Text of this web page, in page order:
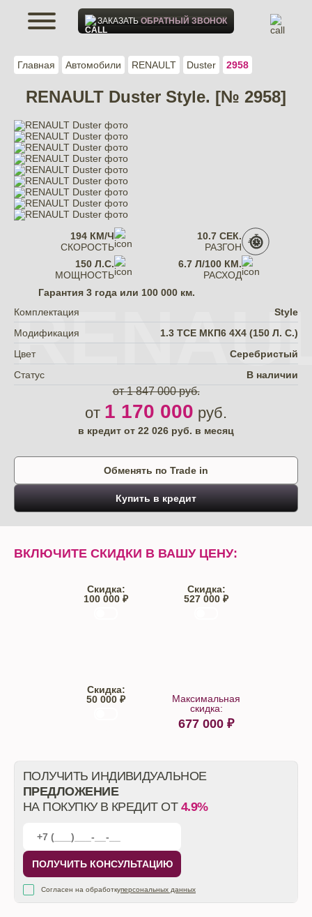
Главная Автомобили RENAULT Duster 2958
RENAULT Duster Style. [№ 2958]
Гарантия 3 года или 100 000 км.
Комплектация
Style
Модификация
1.3 TCE МКП6 4Х4 (150 Л. С.)
Цвет
Серебристый
Статус
В наличии
от 1 847 000 руб.
от 1 170 000 руб.
в кредит от 22 026 руб. в месяц
194 КМ/Ч
СКОРОСТЬ
10.7 СЕК.
РАЗГОН
150 Л.С.
МОЩНОСТЬ
6.7 Л/100 КМ.
РАСХОД
Обменять по Trade in
Купить в кредит
ВКЛЮЧИТЕ СКИДКИ В ВАШУ ЦЕНУ:
Скидка:
100 000 ₽
Скидка:
527 000 ₽
Скидка:
50 000 ₽
Максимальная
скидка:
677 000 ₽
ПОЛУЧИТЬ ИНДИВИДУАЛЬНОЕ
ПРЕДЛОЖЕНИЕ
НА ПОКУПКУ В КРЕДИТ ОТ 4.9%
ПОЛУЧИТЬ КОНСУЛЬТАЦИЮ
Согласен на обработкуперсональных данных
ЗАКАЗАТЬОБРАТНЫЙ ЗВОНОК